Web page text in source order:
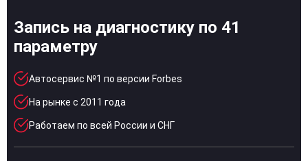
Запись на диагностику по 41
параметру
Автосервис №1 по версии Forbes
На рынке с 2011 года
Работаем по всей России и СНГ